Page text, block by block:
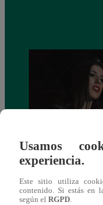
¿Yahaira
más unidas que
Usamos
experiencia.
Este sitio utiliza
contenido. Si estás en
según el RGPD.